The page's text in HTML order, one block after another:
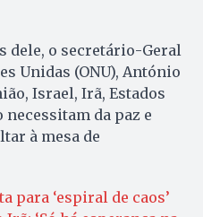
dele, o secretário-Geral
Unidas (ONU), António
Israel, Irã, Estados
da paz e
à mesa de
para ‘espiral de caos’